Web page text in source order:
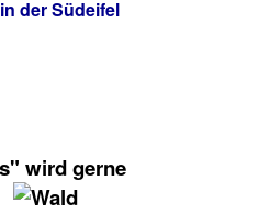
der Südeifel
wird gerne